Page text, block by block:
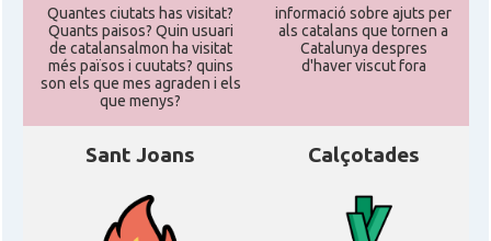
Quantes ciutats has visitat?
Quants paisos? Quin usuari
de catalansalmon ha visitat
més països i cuutats? quins
son els que mes agraden i els
que menys?
informació sobre ajuts per
als catalans que tornen a
Catalunya despres
d'haver viscut fora
Sant Joans Calçotades